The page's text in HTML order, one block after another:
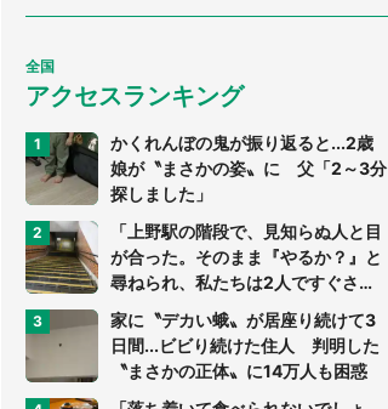
全国
アクセスランキング
かくれんぼの鬼が振り返ると...2歳
娘が〝まさかの姿〟に 父「2～3分
探しました」
「上野駅の階段で、見知らぬ人と目
が合った。そのまま『やるか？』と
尋ねられ、私たちは2人ですぐさ
ま...」（茨城県・70代男性）
家に〝デカい蛾〟が居座り続けて3
日間...ビビり続けた住人 判明した
〝まさかの正体〟に14万人も困惑